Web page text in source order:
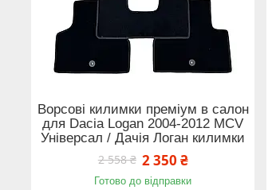
Ворсові килимки преміум в салон
для Dacia Logan 2004-2012 MCV
Універсал / Дачія Логан килимки
2 558 ₴ 2 350 ₴
Готово до відправки